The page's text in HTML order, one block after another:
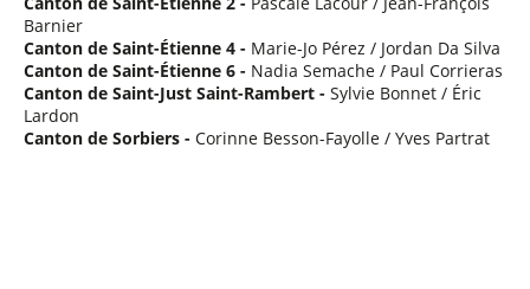
Barnier
Canton de Saint-Étienne 4 - Marie-Jo Pérez / Jordan Da Silva
Canton de Saint-Étienne 6 - Nadia Semache / Paul Corrieras
Canton de Saint-Just Saint-Rambert - Sylvie Bonnet / Éric
Lardon
Canton de Sorbiers - Corinne Besson-Fayolle / Yves Partrat